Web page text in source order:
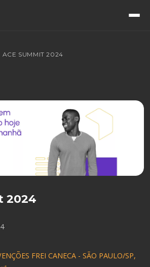
ACE SUMMIT 2024
2024
FREI CANECA - SÃO PAULO/SP,